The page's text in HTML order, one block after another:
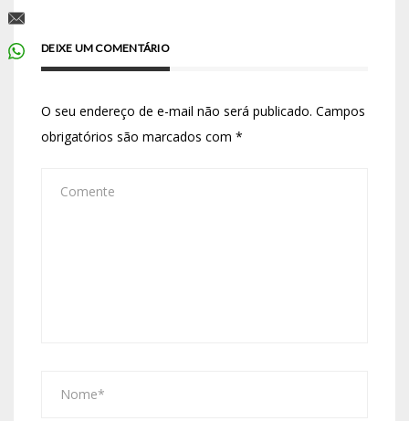
DEIXE UM COMENTÁRIO
O seu endereço de e-mail não será publicado. Campos
obrigatórios são marcados com *